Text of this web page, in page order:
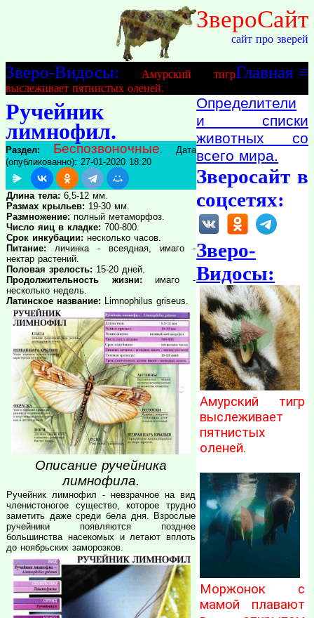
ЗвероСайт
сайт про зверей
≡
Главная
Зверо-Видосы:
Амурский тигр
выслеживает пятнистых оленей.
Ручейник
лимнофил.
Раздел: Беспозвоночные. Дата
(опубликованно): 27-01-2020 18:20
Длина тела: 6,5-12 мм.
Размах крыльев: 19-30 мм.
Размножение: полный метаморфоз.
Число яиц в кладке: 700-800.
Срок инкубации: несколько часов.
Питание: личинка - всеядная, имаго -
нектар растений.
Половая зрелость: 15-20 дней.
Продолжительность жизни: имаго -
несколько недель.
Латинское название: Limnophilus griseus.
Описание ручейника
лимнофила.
Ручейник лимнофил - невзрачное на вид
членистоногое существо, которое трудно
заметить даже среди бела дня. Взрослые
ручейники появляются позднее
большинства насекомых и летают вплоть
до ноябрьских заморозков.
Определители
и списки
животных со
всего мира.
Зверосайт в
соцсетях:
Зверо-
Видосы:
Амурский тигр
выслеживает
пятнистых
оленей.
Моржонок с
мамой плавают